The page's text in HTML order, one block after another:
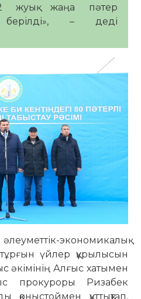
жуық жаңа пәтер
берілді», – деді
экономикалық
үйлер құрылысын
әкімінің Алғыс хатымен
прокуроры Ризабек
қоныстоймен құттықтап,